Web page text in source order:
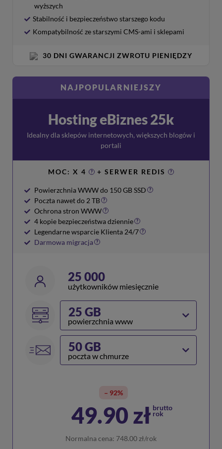
wyższych
Stabilność i bezpieczeństwo starszego kodu
Kompatybilność ze starszymi CMS-ami i sklepami
30 DNI GWARANCJI ZWROTU PIENIĘDZY
NAJPOPULARNIEJSZY
Hosting eBiznes 25k
Idealny dla sklepów internetowych, większych blogów i
portali
MOC: X 4 ? + SERWER REDIS ?
Powierzchnia WWW do 150 GB SSD ?
Poczta nawet do 2 TB ?
Ochrona stron WWW ?
4 kopie bezpieczeństwa dziennie ?
Legendarne wsparcie Klienta 24/7 ?
Darmowa migracja ?
25 000
użytkowników miesięcznie
25 GB
powierzchnia www
50 GB
poczta w chmurze
– 92%
49.90 zł rok
brutto
Normalna cena: 748.00 zł/rok